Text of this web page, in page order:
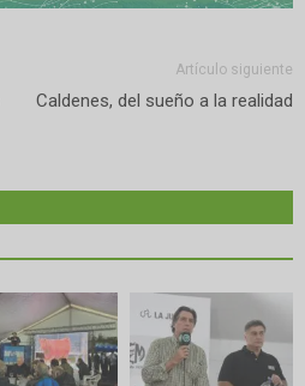
Artículo siguiente
Caldenes, del sueño a la realidad